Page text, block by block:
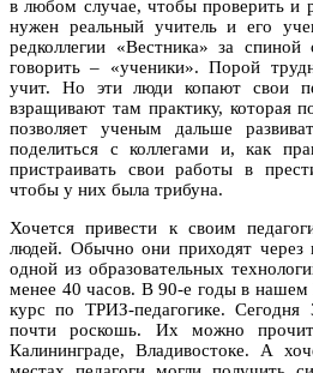
в любом случае, чтобы проверить и
нужен реальный учитель и его
редколлегии «Вестника» за
говорить – «ученики». Порой
учит. Но эти люди копают свои
взращивают там практику, которая
позволяет ученым дальше
поделиться с коллегами и, как
пристраивать свои работы в
чтобы у них была трибуна.
Хочется привести к своим
людей. Обычно они приходят через
одной из образовательных
менее 40 часов. В 90-е годы в
курс по ТРИЗ-педагогике.
почти роскошь. Их можно
Калининграде, Владивостоке. А